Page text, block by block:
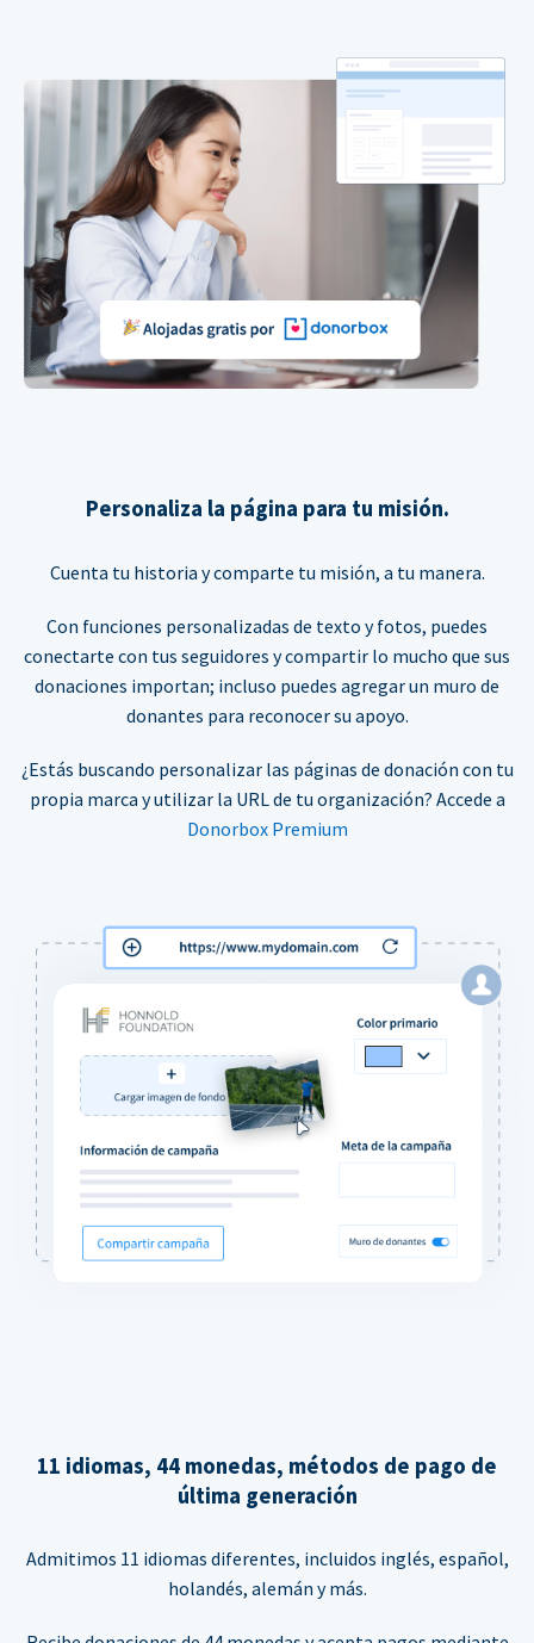
Personaliza la página para tu misión.
Cuenta tu historia y comparte tu misión, a tu manera.
Con funciones personalizadas de texto y fotos, puedes
conectarte con tus seguidores y compartir lo mucho que sus
donaciones importan; incluso puedes agregar un muro de
donantes para reconocer su apoyo.
¿Estás buscando personalizar las páginas de donación con tu
propia marca y utilizar la URL de tu organización? Accede a
Donorbox Premium
11 idiomas, 44 monedas, métodos de pago de
última generación
Admitimos 11 idiomas diferentes, incluidos inglés, español,
holandés, alemán y más.